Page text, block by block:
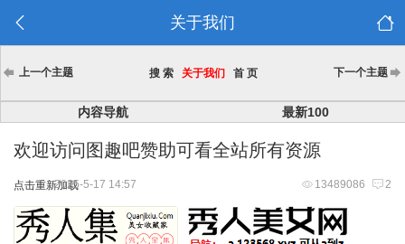
关于我们
上一个主题 搜 索 关于我们 首 页 下一个主题
内容导航 最新100
欢迎访问图趣吧赞助可看全站所有资源
点击重新加载 13489086 2
2025-5-17 14:57